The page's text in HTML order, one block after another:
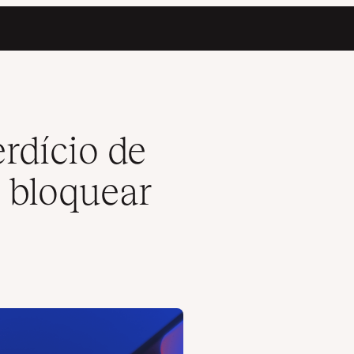
legítimos
de
bloquear